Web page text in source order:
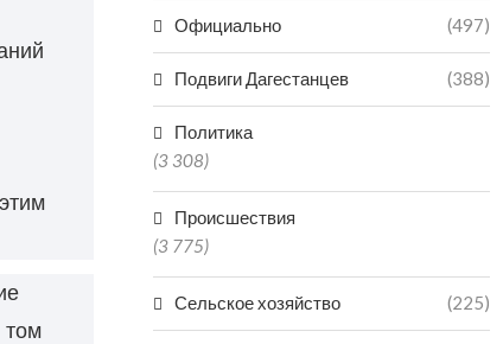
том
Официально (497)
Подвиги Дагестанцев (388)
Политика
(3 308)
Происшествия
(3 775)
Сельское хозяйство (225)